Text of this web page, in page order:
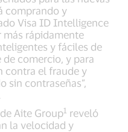
comprando y
Visa ID Intelligence
más rápidamente
y fáciles de
comercio, y para
contra el fraude y
sin contraseñas”,
Aite Group1 reveló
la velocidad y